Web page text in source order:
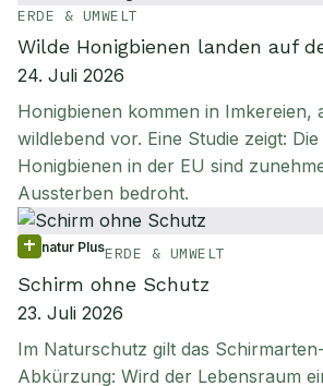
ERDE & UMWELT
Wilde Honigbienen landen auf
24. Juli 2026
Honigbienen kommen in Imkereien,
wildlebend vor. Eine Studie zeigt:
Honigbienen in der EU sind
Aussterben bedroht.
natur PlusERDE & UMWELT
Schirm ohne Schutz
23. Juli 2026
Im Naturschutz gilt das
Abkürzung: Wird der Lebensraum